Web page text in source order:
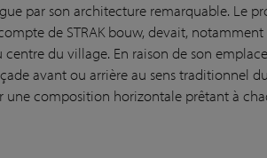
par son architecture remarquable. Le
de STRAK bouw, devait,
du village. En raison de son
avant ou arrière au sens traditionnel
une composition horizontale prêtant à